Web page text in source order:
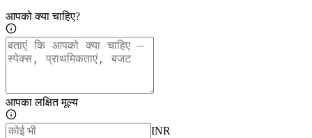
आपको क्या चाहिए?
आपका लक्षित मूल्य
INR